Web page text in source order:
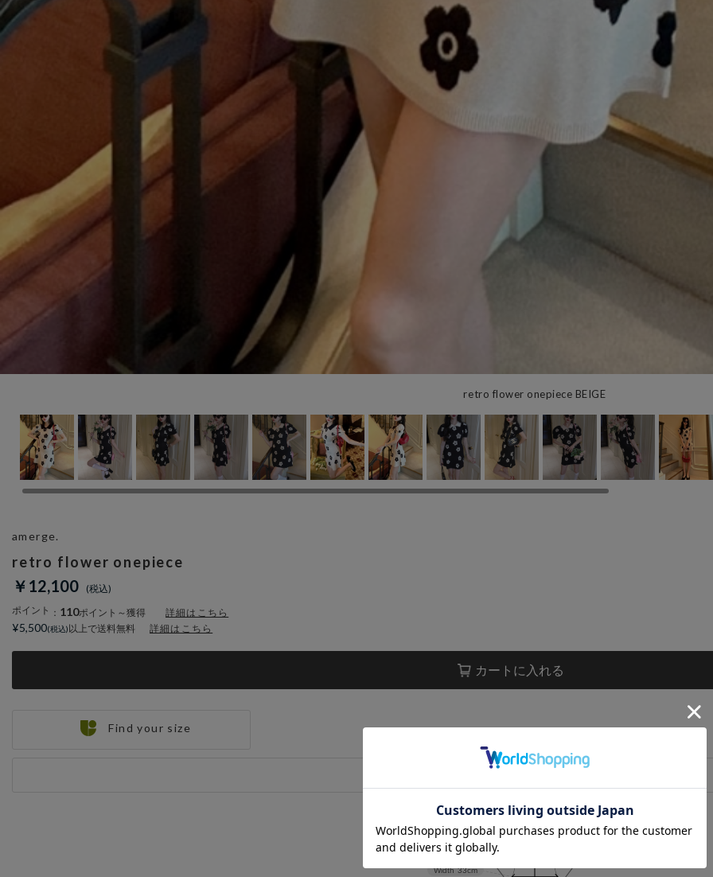
retro flower onepiece BEIGE
retro flower onepiece
￥12,100
ポイント ： 110ポイント～獲得 詳細はこちら
カートに入れる
amerge.
¥5,500 以上で送料無料 詳細はこちら
Find your size
Width 33cm
Shoulder width 25cm